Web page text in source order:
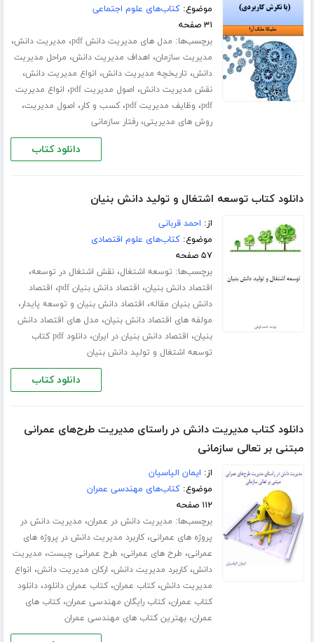
موضوع:کتاب‌های علوم اجتماعی
۳۱ صفحه
برچسب‌ها: مدل های مدیریت دانش pdf ، مدیریت دانش،
مدیریت سازمان، اهداف مدیریت دانش، مراحل مدیریت
دانش، تاریخچه مدیریت دانش، انواع مدیریت دانش،
نقش مدیریت دانش، اصول مدیریت pdf ، انواع مدیریت
pdf، وظایف مدیریت pdf ،کسب و کار، اصول مدیریت،
روش های مدیریتی،رفتار سازمانی
دانلود کتاب
دانلود کتاب توسعه اشتغال و تولید دانش بنیان
از: احمد قربانی
موضوع:کتاب‌های علوم اقتصادی
۵۷ صفحه
برچسب‌ها: توسعه اشتغال،نقش اشتغال در توسعه،
اقتصاد دانش بنیان، اقتصاد دانش بنیان pdf ، اقتصاد
دانش بنیان مقاله، اقتصاد دانش بنیان و توسعه پایدار،
مولفه های اقتصاد دانش بنیان، مدل های اقتصاد دانش
بنیان، اقتصاد دانش بنیان در ایران،
دانلود pdf کتاب
توسعه اشتغال و تولید دانش بنیان
دانلود کتاب
دانلود کتاب مدیریت دانش در راستای مدیریت طرح‌های عمرانی
مبتنی بر تعالی سازمانی
از: ایمان الیاسیان
موضوع:کتاب‌های مهندسی عمران
۱۱۲ صفحه
برچسب‌ها: مدیریت دانش در عمران، مدیریت دانش در
پروژه های عمرانی،کاربرد مدیریت دانش در پروژه های
عمرانی، طرح های عمرانی، طرح عمرانی چیست، مدیریت
دانش،کاربرد مدیریت دانش، ارکان مدیریت دانش، انواع
مدیریت دانش،کتاب عمران،کتاب عمران دانلود،دانلود
کتاب عمران،کتاب رایگان مهندسی عمران،کتاب های
عمران،بهترین کتاب های مهندسی عمران